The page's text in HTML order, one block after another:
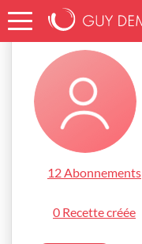
Accueil damazine
12 Abonnements
0 Recette créée